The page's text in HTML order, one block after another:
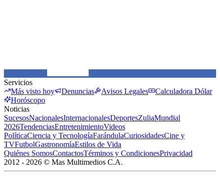
Servicios
Más visto hoy
Denuncias Avisos Legales
Calculadora Dólar
Horóscopo
Noticias
SucesosNacionalesInternacionalesDeportesZuliaMundial
2026TendenciasEntretenimientoVideos
PolíticaCiencia y TecnologíaFarándulaCuriosidadesCine y
TVFutbolGastronomíaEstilos de Vida
Quiénes SomosContactosTérminos y CondicionesPrivacidad
2012 - 2026 © Mas Multimedios C.A.